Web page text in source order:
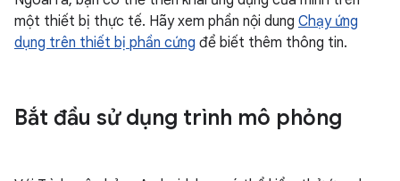
một thiết bị thực tế. Hãy xem phần nội dung Chạy ứng
dụng trên thiết bị phần cứng để biết thêm thông tin.
Bắt đầu sử dụng trình mô phỏng